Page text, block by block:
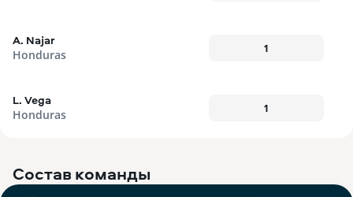
A. Najar
Honduras
1
L. Vega
Honduras
1
Состав команды